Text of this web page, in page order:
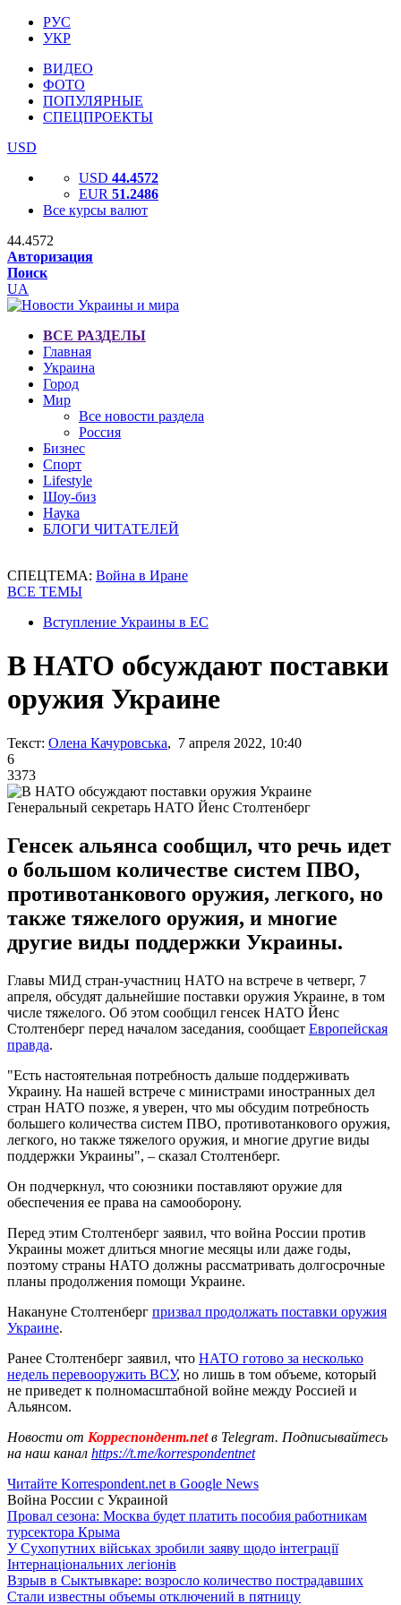
РУС
УКР
ВИДЕО
ФОТО
ПОПУЛЯРНЫЕ
СПЕЦПРОЕКТЫ
USD
USD 44.4572
EUR 51.2486
Все курсы валют
44.4572
Авторизация
Поиск
UA
ВСЕ РАЗДЕЛЫ
Главная
Украина
Город
Мир
Все новости раздела
Россия
Бизнес
Спорт
Lifestyle
Шоу-биз
Наука
БЛОГИ ЧИТАТЕЛЕЙ
СПЕЦТЕМА: Война в Иране
ВСЕ ТЕМЫ
Вступление Украины в ЕС
В НАТО обсуждают поставки
оружия Украине
Текст: Олена Качуровська, 7 апреля 2022, 10:40
6
3373
Генеральный секретарь НАТО Йенс Столтенберг
Генсек альянса сообщил, что речь идет
о большом количестве систем ПВО,
противотанкового оружия, легкого, но
также тяжелого оружия, и многие
другие виды поддержки Украины.
Главы МИД стран-участниц НАТО на встрече в четверг, 7
апреля, обсудят дальнейшие поставки оружия Украине, в том
числе тяжелого. Об этом сообщил генсек НАТО Йенс
Столтенберг перед началом заседания, сообщает Европейская
правда.
"Есть настоятельная потребность дальше поддерживать
Украину. На нашей встрече с министрами иностранных дел
стран НАТО позже, я уверен, что мы обсудим потребность
большего количества систем ПВО, противотанкового оружия,
легкого, но также тяжелого оружия, и многие другие виды
поддержки Украины", – сказал Столтенберг.
Он подчеркнул, что союзники поставляют оружие для
обеспечения ее права на самооборону.
Перед этим Столтенберг заявил, что война России против
Украины может длиться многие месяцы или даже годы,
поэтому страны НАТО должны рассматривать долгосрочные
планы продолжения помощи Украине.
Накануне Столтенберг призвал продолжать поставки оружия
Украине.
Ранее Столтенберг заявил, что НАТО готово за несколько
недель перевооружить ВСУ, но лишь в том объеме, который
не приведет к полномасштабной войне между Россией и
Альянсом.
Новости от Корреспондент.netв Telegram. Подписывайтесь
на наш канал https://t.me/korrespondentnet
Читайте Korrespondent.net в Google News
Война России с Украиной
Провал сезона: Москва будет платить пособия работникам
турсектора Крыма
У Сухопутних військах зробили заяву щодо інтеграції
Інтернаціональних легіонів
Взрыв в Сыктывкаре: возросло количество пострадавших
Стали известны объемы отключений в пятницу